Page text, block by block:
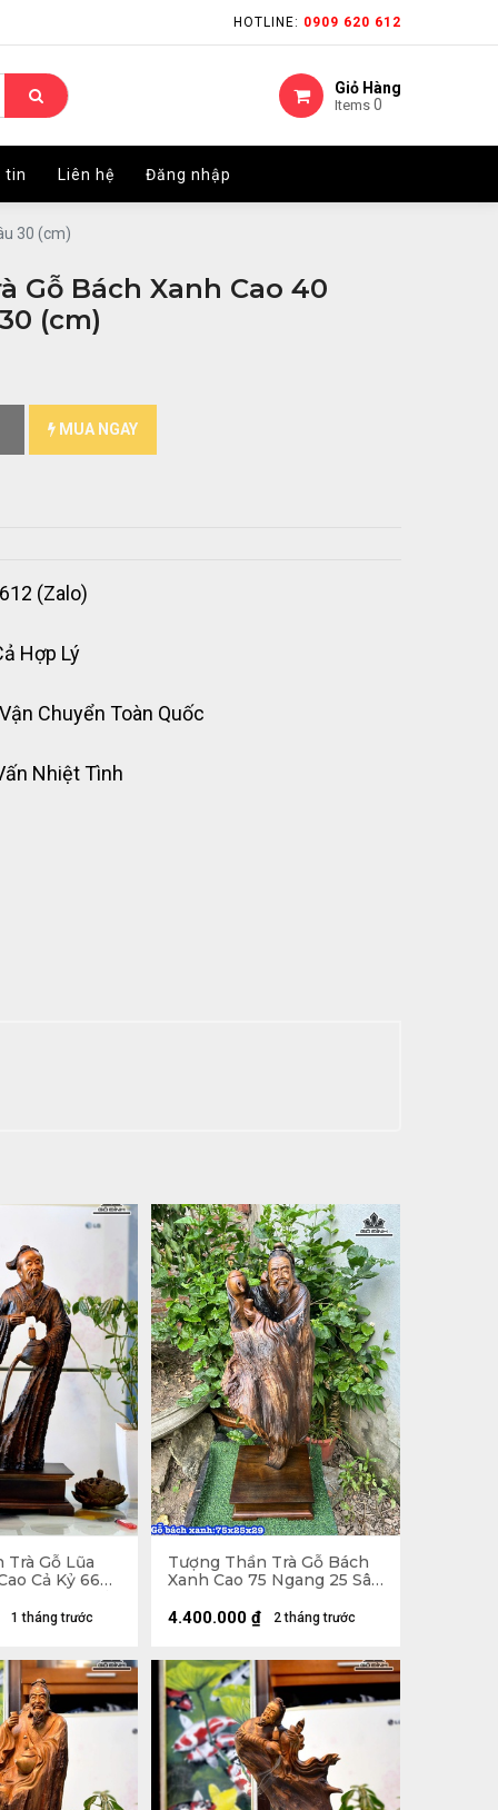
HOTLINE: 0909 620 612
Giỏ Hàng
Items 0
tin Liên hệ Đăng nhập
HOTLINE: 0909 620 612
Giỏ Hàng
Items 0
tin Liên hệ Đăng nhập
30 (cm)
Gỗ Bách Xanh Cao 40
(cm)
MUA NGAY
(Zalo)
Hợp Lý
Chuyển Toàn Quốc
Nhiệt Tình
Trà Gỗ Lũa
Cả Kỷ 66
1 tháng trước
Tượng Thần Trà Gỗ Bách
Xanh Cao 75 Ngang 25 Sâu
2 tháng trước
4.400.000 ₫